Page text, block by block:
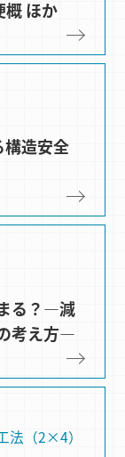
ほか
造安全
る？―減
考え方―
法（2×4）